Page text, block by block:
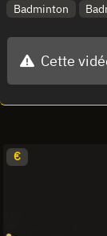
Badminton
Cette
€